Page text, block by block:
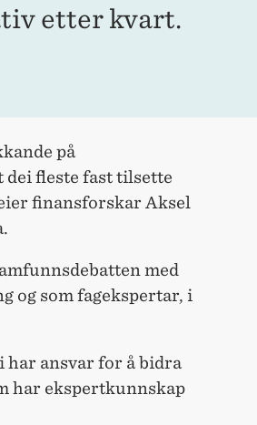
etter kvart.
på
fleste fast tilsette
finansforskar Aksel
med
og som fagekspertar, i
har ansvar for å bidra
har ekspertkunnskap